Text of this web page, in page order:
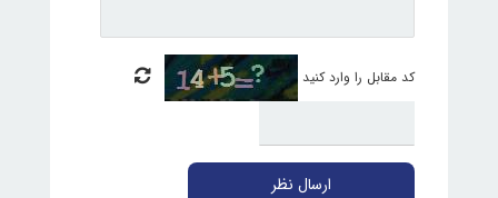
کد مقابل را وارد کنید
ارسال نظر